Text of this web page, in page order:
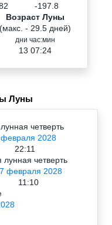
-197.8
Возраст Луны
(макс. - 29.5 дней)
дни час:мин
13 07:24
Луны
четверть
2028
22:11
лунная четверть
февраля 2028
11:10